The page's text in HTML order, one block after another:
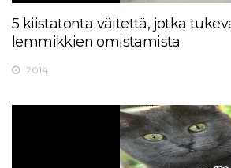
5 kiistatonta väitettä, jotka
lemmikkien omistamista
2014